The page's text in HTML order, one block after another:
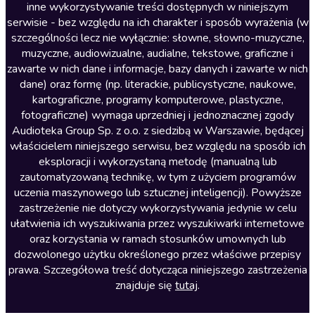
Literatura faktu
Literatura obyczajowa
Literatura piękna obca
Literatura piękna polska
Nagrania relaksacyjne
Nauka języków
Nauki humanistyczne
Podcasty i audycje
Polityka
Prasa
Religia
Romans
inne wykorzystywanie treści dostępnych w niniejszym
serwisie - bez względu na ich charakter i sposób wyrażenia (w
szczególności lecz nie wyłącznie: słowne, słowno-muzyczne,
muzyczne, audiowizualne, audialne, tekstowe, graficzne i
zawarte w nich dane i informacje, bazy danych i zawarte w nich
dane) oraz formę (np. literackie, publicystyczne, naukowe,
kartograficzne, programy komputerowe, plastyczne,
fotograficzne) wymaga uprzedniej i jednoznacznej zgody
Audioteka Group Sp. z o.o. z siedzibą w Warszawie, będącej
właścicielem niniejszego serwisu, bez względu na sposób ich
eksploracji i wykorzystaną metodę (manualną lub
zautomatyzowaną technikę, w tym z użyciem programów
uczenia maszynowego lub sztucznej inteligencji). Powyższe
zastrzeżenie nie dotyczy wykorzystywania jedynie w celu
ułatwienia ich wyszukiwania przez wyszukiwarki internetowe
oraz korzystania w ramach stosunków umownych lub
dozwolonego użytku określonego przez właściwe przepisy
prawa. Szczegółowa treść dotycząca niniejszego zastrzeżenia
znajduje się tutaj.